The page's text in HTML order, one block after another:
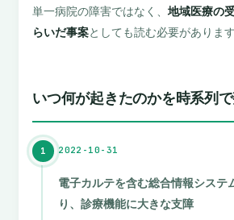
単一病院の障害ではなく、地域医療の
らいだ事案としても読む必要があります
いつ何が起きたのかを時系列
1 2022-10-31
電子カルテを含む総合情報システ
り、診療機能に大きな支障